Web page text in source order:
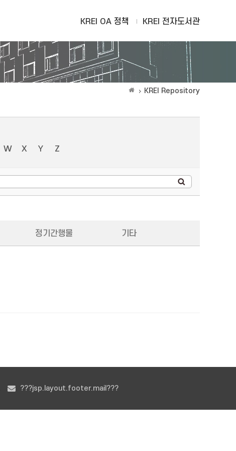
KREI OA 정책 KREI 전자도서관
KREI Repository
W X Y Z
정기간행물 기타
???jsp.layout.footer.mail???